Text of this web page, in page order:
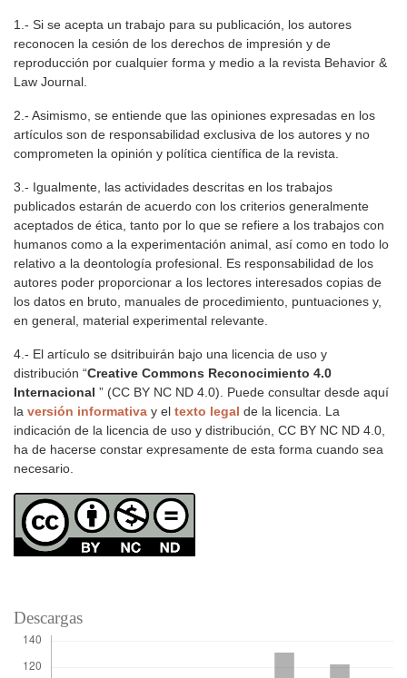
1.- Si se acepta un trabajo para su publicación, los autores
reconocen la cesión de los derechos de impresión y de
reproducción por cualquier forma y medio a la revista Behavior &
Law Journal.
2.- Asimismo, se entiende que las opiniones expresadas en los
artículos son de responsabilidad exclusiva de los autores y no
comprometen la opinión y política científica de la revista.
3.- Igualmente, las actividades descritas en los trabajos
publicados estarán de acuerdo con los criterios generalmente
aceptados de ética, tanto por lo que se refiere a los trabajos con
humanos como a la experimentación animal, así como en todo lo
relativo a la deontología profesional. Es responsabilidad de los
autores poder proporcionar a los lectores interesados copias de
los datos en bruto, manuales de procedimiento, puntuaciones y,
en general, material experimental relevante.
4.- El artículo se dsitribuirán bajo una licencia de uso y
distribución “Creative Commons Reconocimiento 4.0
Internacional ” (CC BY NC ND 4.0). Puede consultar desde aquí
la versión informativa y el texto legal de la licencia. La
indicación de la licencia de uso y distribución, CC BY NC ND 4.0,
ha de hacerse constar expresamente de esta forma cuando sea
necesario.
Descargas